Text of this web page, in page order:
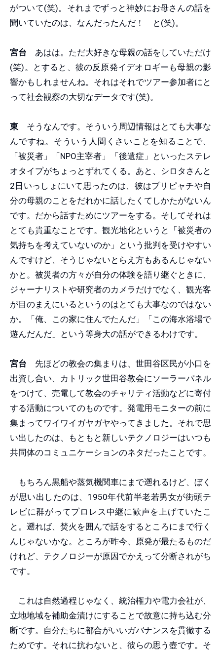
がついて(笑)。それまでずっと神妙にお母さんの話を
聞いていたのは、なんだったんだ！ と(笑)。
宮台 あはは。ただ大好きな母親の話をしていただけ
(笑)。とすると、彼の反原発イデオロギーも母親の影
響かもしれませんね。それはそれでツアー参加者にと
って社会観察の大切なデータです(笑)。
東 そうなんです。そういう周辺情報はとても大事な
んですね。そういう人間くさいことを知ることで、
「被災者」「NPO主宰者」「後遺症」といったステレ
オタイプがちょっとずれてくる。あと、シロタさんと
2日いっしょにいて思ったのは、彼はプリピャチや自
分の母親のことをだれかに話したくてしかたがないん
です。だから話すためにツアーをする。そしてそれは
とても貴重なことです。観光地化というと「被災者の
気持ちを考えていないのか」という批判を受けやすい
んですけど、そうじゃないとらえ方もあるんじゃない
かと。被災者の方々が自分の体験を語り継ぐときに、
ジャーナリストや研究者のカメラだけでなく、観光客
が目のまえにいるというのはとても大事なのではない
か。「俺、この家に住んでたんだ」「この海水浴場で
遊んだんだ」という等身大の話ができるわけです。
宮台 先ほどの教会の集まりは、世田谷区民が小口を
出資し合い、カトリック世田谷教会にソーラーパネル
をつけて、売電して教会のチャリティ活動などに寄付
する活動についてのものです。発電用モニターの前に
集まってワイワイガヤガヤやってきました。それで思
い出したのは、もともと新しいテクノロジーはいつも
共同体のコミュニケーションのネタだったことです。
もちろん黒船や蒸気機関車にまで遡れるけど、ぼく
が思い出したのは、1950年代前半老若男女が街頭テ
レビに群がってプロレス中継に歓声を上げていたこ
と。遡れば、焚火を囲んで話をするところにまで行く
んじゃないかな。ところが昨今、原発が最たるものだ
けれど、テクノロジーが原因でかえって分断されがち
です。
これは自然過程じゃなく、統治権力や電力会社が、
立地地域を補助金漬けにすることで故意に持ち込む分
断です。自分たちに都合がいいガバナンスを貫徹する
ためです。それに抗わないと、彼らの思う壺です。そ